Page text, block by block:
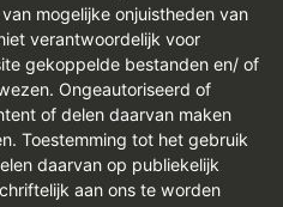
mogelijke onjuistheden van
verantwoordelijk voor
gekoppelde bestanden en/ of
Ongeautoriseerd of
of delen daarvan maken
Toestemming tot het gebruik
daarvan op publiekelijk
aan ons te worden